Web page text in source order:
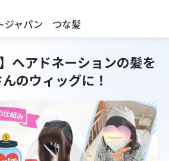
ジャパン つな髪
ヘアドネーションの髪を
のウィッグに！